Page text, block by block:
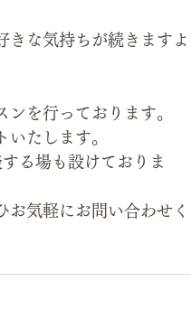
きな気持ちが続きますよ
を行っております。
いたします。
る場も設けておりま
気軽にお問い合わせく